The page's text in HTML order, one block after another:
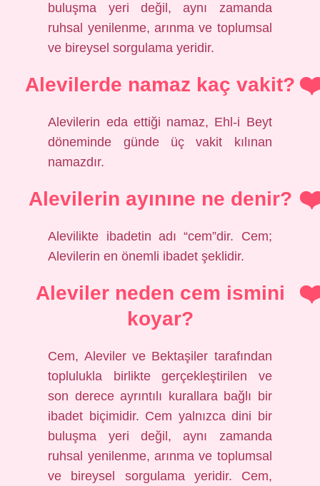
buluşma yeri değil, aynı zamanda
ruhsal yenilenme, arınma ve toplumsal
ve bireysel sorgulama yeridir.
Alevilerde namaz kaç vakit?
Alevilerin eda ettiği namaz, Ehl-i Beyt
döneminde günde üç vakit kılınan
namazdır.
Alevilerin ayınıne ne denir?
Alevilikte ibadetin adı “cem”dir. Cem;
Alevilerin en önemli ibadet şeklidir.
Aleviler neden cem ismini
koyar?
Cem, Aleviler ve Bektaşiler tarafından
toplulukla birlikte gerçekleştirilen ve
son derece ayrıntılı kurallara bağlı bir
ibadet biçimidir. Cem yalnızca dini bir
buluşma yeri değil, aynı zamanda
ruhsal yenilenme, arınma ve toplumsal
ve bireysel sorgulama yeridir. Cem,